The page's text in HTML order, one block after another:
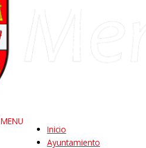
MENU
Inicio
Ayuntamiento